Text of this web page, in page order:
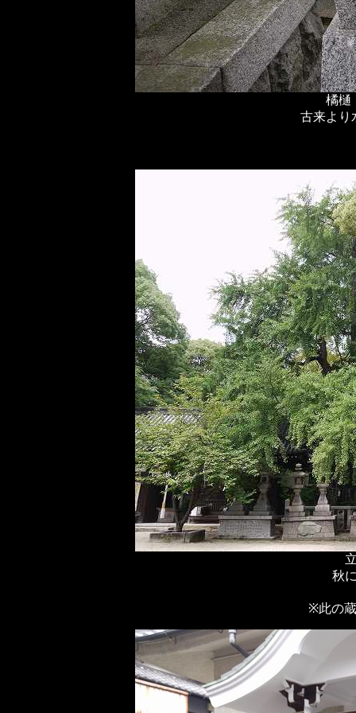
橘樋
古来より
秋
※此の